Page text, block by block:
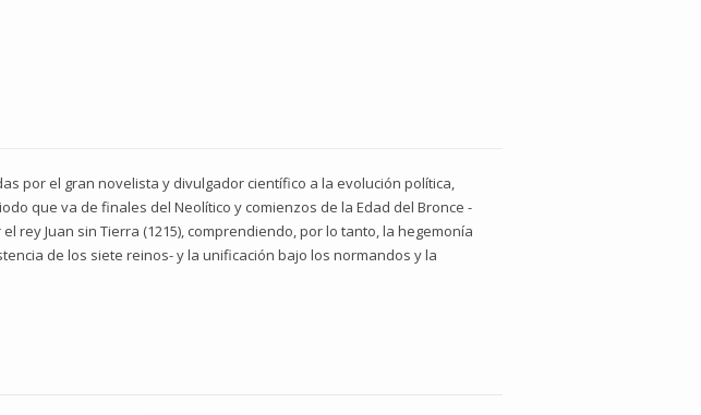
por el gran novelista y divulgador científico a la evolución política,
que va de finales del Neolítico y comienzos de la Edad del Bronce -
rey Juan sin Tierra (1215), comprendiendo, por lo tanto, la hegemonía
de los siete reinos- y la unificación bajo los normandos y la